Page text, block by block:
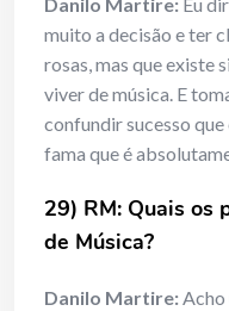
muito a decisão e ter
rosas, mas que existe
viver de música. E
confundir sucesso que
fama que é
29) RM: Quais os
de Música?
Danilo Martire:Acho